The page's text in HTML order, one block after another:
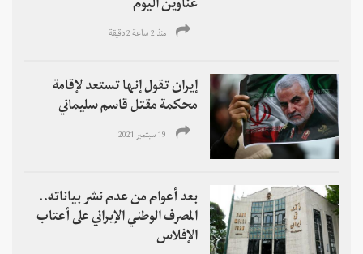
منذ 2 ساعة 2 دقیقة
إيران تقول إنها تستعد لإقامة
محكمة مقتل قاسم سليماني
19 سبتمبر 2021
بعد أعوام من عدم نشر بياناته..
المصرف الوطني الإيراني على أعتاب
الإفلاس